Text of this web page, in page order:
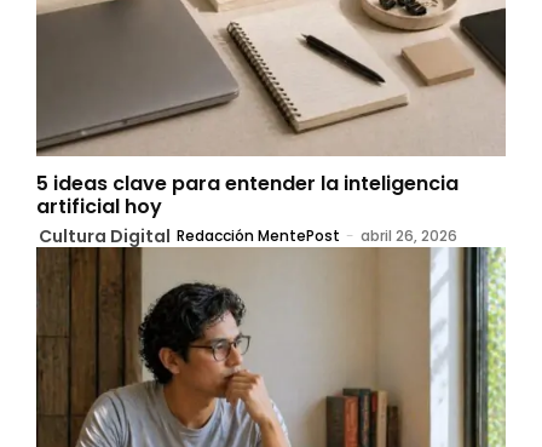
5 ideas clave para entender la inteligencia
artificial hoy
Cultura Digital Redacción MentePost - abril 26, 2026